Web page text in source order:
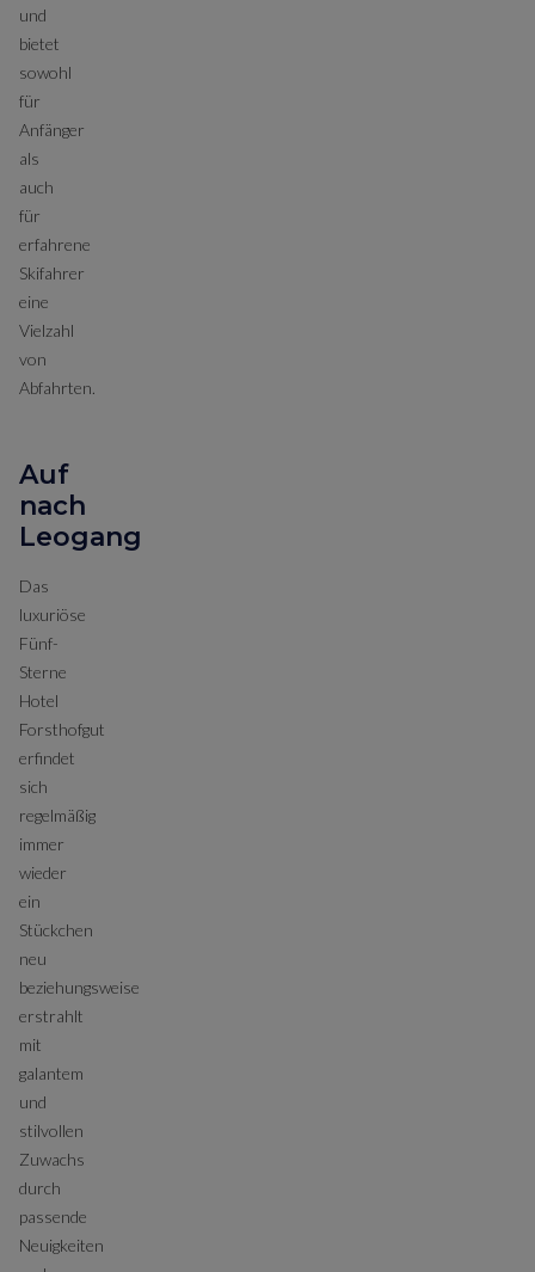
und
bietet
sowohl
für
Anfänger
als
auch
für
erfahrene
Skifahrer
eine
Vielzahl
von
Abfahrten.
Auf
nach
Leogang
Das
luxuriöse
Fünf-
Sterne
Hotel
Forsthofgut
erfindet
sich
regelmäßig
immer
wieder
ein
Stückchen
neu
beziehungsweise
erstrahlt
mit
galantem
und
stilvollen
Zuwachs
durch
passende
Neuigkeiten